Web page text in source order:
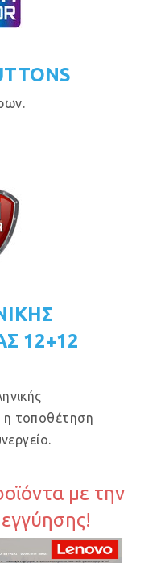
12+12
η τοποθέτηση
με την